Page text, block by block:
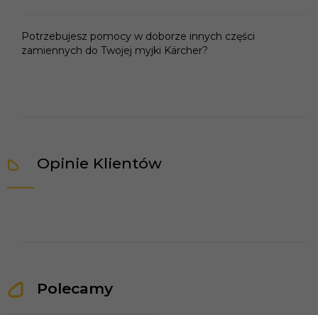
Potrzebujesz pomocy w doborze innych części
zamiennych do Twojej myjki Kärcher?
Opinie Klientów
Polecamy